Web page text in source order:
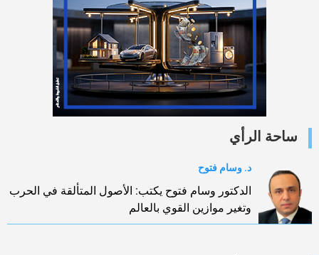
ساحة الرأي
د. وسام فتوح
الدكتور وسام فتوح يكتب: الأصول المتألقة في الحرب
وتغير موازين القوي بالعالم